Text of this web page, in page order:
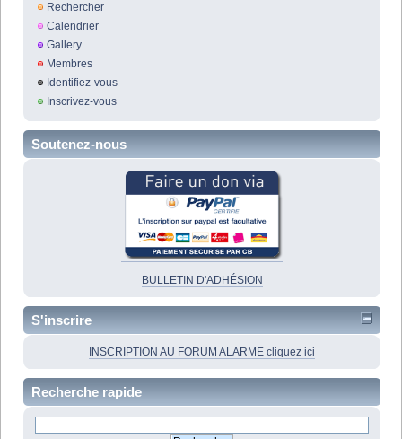
Rechercher
Calendrier
Gallery
Membres
Identifiez-vous
Inscrivez-vous
Soutenez-nous
BULLETIN D'ADHÉSION
S'inscrire
INSCRIPTION AU FORUM ALARME cliquez ici
Recherche rapide